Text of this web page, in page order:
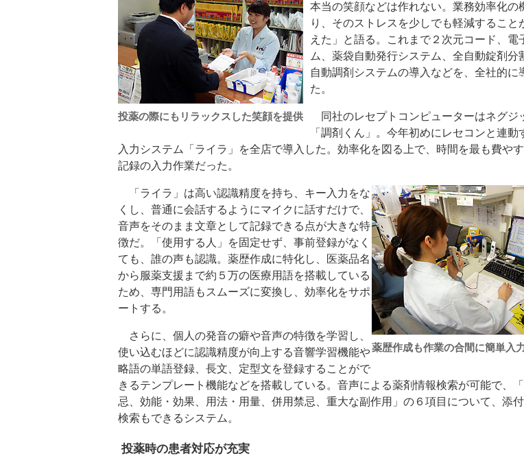
投薬の際にもリラックスした笑顔を提供
本当の笑顔などは作れない。業務効率化の
り、そのストレスを少しでも軽減すること
えた」と語る。これまで２次元コード、電
ム、薬袋自動発行システム、全自動錠剤分
自動調剤システムの導入などを、全社的に
た。
同社のレセプトコンピューターはネグジ
「調剤くん」。今年初めにレセコンと連動
入力システム「ライラ」を全店で導入した。効率化を図る上で、時間を最も費や
記録の入力作業だった。
薬歴作成も作業の合間に簡単入
「ライラ」は高い認識精度を持ち、キー入力をな
くし、普通に会話するようにマイクに話すだけで、
音声をそのまま文章として記録できる点が大きな特
徴だ。「使用する人」を固定せず、事前登録がなく
ても、誰の声も認識。薬歴作成に特化し、医薬品名
から服薬支援まで約５万の医療用語を搭載している
ため、専門用語もスムーズに変換し、効率化をサポ
ートする。
さらに、個人の発音の癖や音声の特徴を学習し、
使い込むほどに認識精度が向上する音響学習機能や
略語の単語登録、長文、定型文を登録することがで
きるテンプレート機能などを搭載している。音声による薬剤情報検索が可能で、
忌、効能・効果、用法・用量、併用禁忌、重大な副作用」の６項目について、添
検索もできるシステム。
投薬時の患者対応が充実